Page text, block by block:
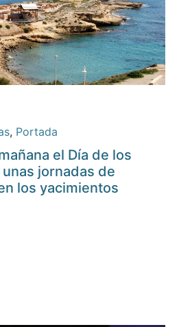
, Portada
el Día de los
jornadas de
los yacimientos